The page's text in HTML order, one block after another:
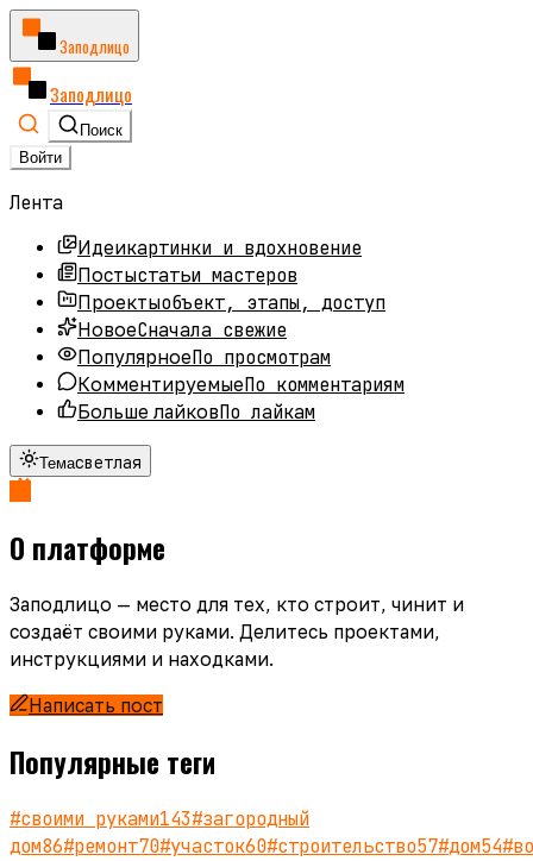
Заподлицо
Заподлицо
Поиск
Войти
Лента
Идеикартинки и вдохновение
Постыстатьи мастеров
Проектыобъект, этапы, доступ
НовоеСначала свежие
ПопулярноеПо просмотрам
КомментируемыеПо комментариям
Больше лайковПо лайкам
Темасветлая
О платформе
Заподлицо — место для тех, кто строит, чинит и
создаёт своими руками. Делитесь проектами,
инструкциями и находками.
Написать пост
Популярные теги
#своими руками143#загородный
дом86#ремонт70#участок60#строительство57#дом54#